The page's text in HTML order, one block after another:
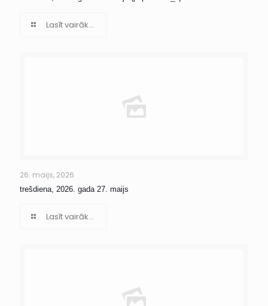
Lasīt vairāk...
26. maijs, 2026
trešdiena, 2026. gada 27. maijs
Lasīt vairāk...